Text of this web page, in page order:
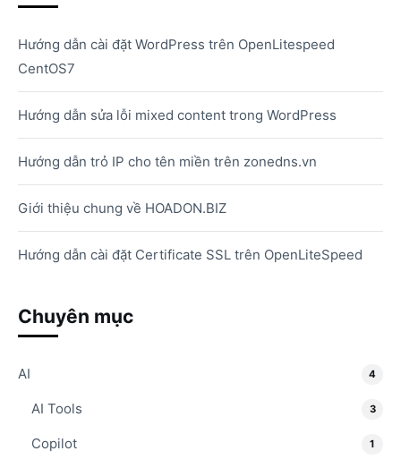
Hướng dẫn cài đặt WordPress trên OpenLitespeed
CentOS7
Hướng dẫn sửa lỗi mixed content trong WordPress
Hướng dẫn trỏ IP cho tên miền trên zonedns.vn
Giới thiệu chung về HOADON.BIZ
Hướng dẫn cài đặt Certificate SSL trên OpenLiteSpeed
Chuyên mục
AI 4
AI Tools 3
Copilot 1